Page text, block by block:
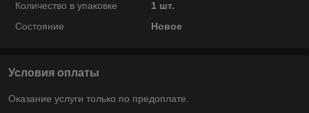
Количество в упаковке
1 шт.
Состояние
Новое
Условия оплаты
Оказание услуги только по предоплате.